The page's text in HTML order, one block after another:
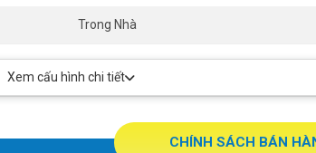
Trong Nhà
Xem cấu hình chi tiết
CHÍNH SÁCH BÁN